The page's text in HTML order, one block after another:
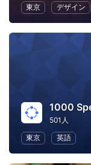
東京
デザイン
1000
501人
東京
英語